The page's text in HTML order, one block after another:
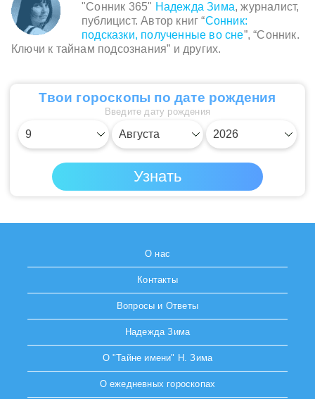
"Сонник 365" Надежда Зима, журналист,
публицист. Автор книг “Сонник:
подсказки, полученные во сне”, “Сонник.
Ключи к тайнам подсознания” и других.
Твои гороскопы по дате рождения
Введите дату рождения
О нас
Контакты
Вопросы и Ответы
Надежда Зима
О "Тайне имени" Н. Зима
О ежедневных гороскопах